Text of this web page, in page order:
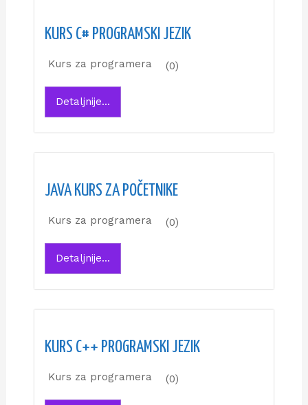
KURS C# PROGRAMSKI JEZIK
Kurs za programera (0)
Detaljnije...
JAVA KURS ZA POČETNIKE
Kurs za programera (0)
Detaljnije...
KURS C++ PROGRAMSKI JEZIK
Kurs za programera (0)